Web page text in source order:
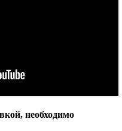
необходимо